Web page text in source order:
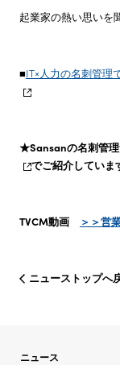
起業家の熱い思いを
■IT×人力の名刺管
★Sansanの名刺管
でご紹介していま
TVCM動画 ＞＞営
ニューストップへ
ニュース